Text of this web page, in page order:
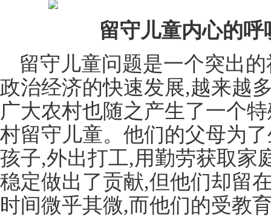
留守儿童内心的
留守儿童问题是一个突出
政治经济的快速发展,越来越
广大农村也随之产生了一个
村留守儿童。他们的父母为
孩子,外出打工,用勤劳获取家
稳定做出了贡献,但他们却留
时间微乎其微,而他们的受教